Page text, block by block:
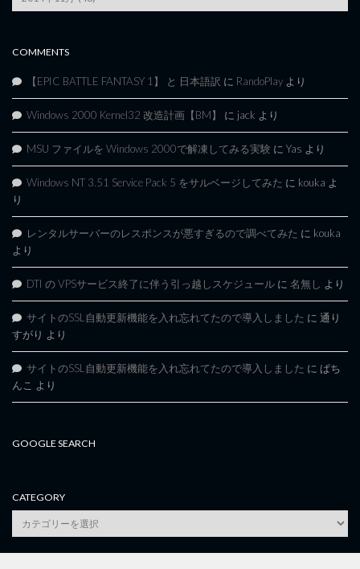
Archives
COMMENTS
【EPIC BATTLE FANTASY 1】 と 日本語訳 に RandoPlay より
Windows 2000 Kernel32 改造計画【BM】 に jack より
MSU ファイルを Windows 2000で解凍してみる実験 に Yas より
Windows NT 3.51 Service Pack 5 をサルベージしてみた に kouka よ
り
レンタルサーバーのレスポンスが悪すぎるので調べてみた に kouka
より
DTI の VPSサービス終了に伴う引っ越しスケジュール に 名無し より
サイトのSSL自動更新機能を入れ忘れてたので導入しました に 通り
すがり より
サイトのSSL自動更新機能を入れ忘れてたので導入しました に ぱち
んこ より
GOOGLE SEARCH
CATEGORY
category